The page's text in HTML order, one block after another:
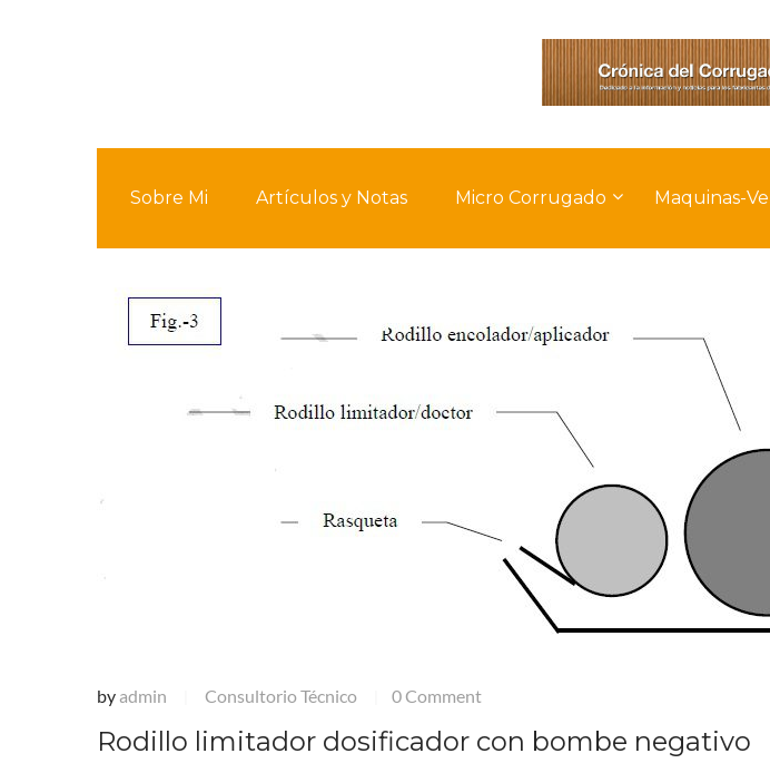
Sobre Mi Artículos y Notas Micro Corrugado Maquinas-
by admin Consultorio Técnico 0 Comment
Rodillo limitador dosificador con bombe negativo